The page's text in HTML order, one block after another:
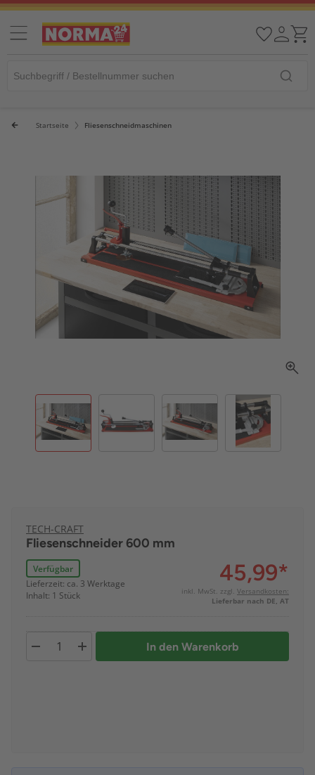
Startseite Fliesenschneidmaschinen
TECH-CRAFT
Fliesenschneider 600 mm
Verfügbar
Lieferzeit: ca. 3 Werktage
Inhalt: 1 Stück
45,99*
inkl. MwSt. zzgl. Versandkosten:
Lieferbar nach DE, AT
In den Warenkorb